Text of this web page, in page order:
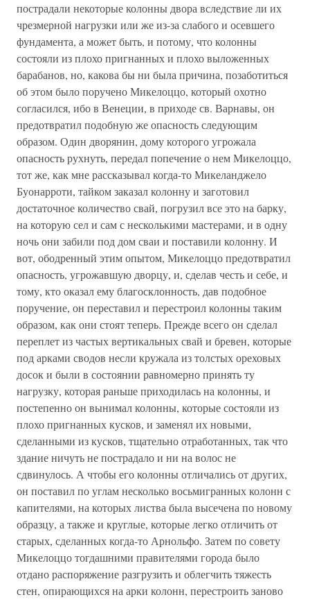
пострадали некоторые колонны двора вследствие ли их
чрезмерной нагрузки или же из-за слабого и осевшего
фундамента, а может быть, и потому, что колонны
состояли из плохо пригнанных и плохо выложенных
барабанов, но, какова бы ни была причина, позаботиться
об этом было поручено Микелоццо, который охотно
согласился, ибо в Венеции, в приходе св. Варнавы, он
предотвратил подобную же опасность следующим
образом. Один дворянин, дому которого угрожала
опасность рухнуть, передал попечение о нем Микелоццо,
тот же, как мне рассказывал когда-то Микеланджело
Буонарроти, тайком заказал колонну и заготовил
достаточное количество свай, погрузил все это на барку,
на которую сел и сам с несколькими мастерами, и в одну
ночь они забили под дом сваи и поставили колонну. И
вот, ободренный этим опытом, Микелоццо предотвратил
опасность, угрожавшую дворцу, и, сделав честь и себе, и
тому, кто оказал ему благосклонность, дав подобное
поручение, он переставил и перестроил колонны таким
образом, как они стоят теперь. Прежде всего он сделал
переплет из частых вертикальных свай и бревен, которые
под арками сводов несли кружала из толстых ореховых
досок и были в состоянии равномерно принять ту
нагрузку, которая раньше приходилась на колонны, и
постепенно он вынимал колонны, которые состояли из
плохо пригнанных кусков, и заменял их новыми,
сделанными из кусков, тщательно отработанных, так что
здание ничуть не пострадало и ни на волос не
сдвинулось. А чтобы его колонны отличались от других,
он поставил по углам несколько восьмигранных колонн с
капителями, на которых листва была высечена по новому
образцу, а также и круглые, которые легко отличить от
старых, сделанных когда-то Арнольфо. Затем по совету
Микелоццо тогдашними правителями города было
отдано распоряжение разгрузить и облегчить тяжесть
стен, опирающихся на арки колонн, перестроить заново